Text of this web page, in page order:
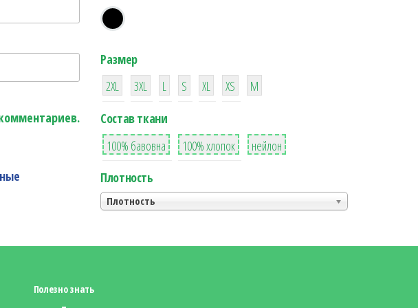
Размер
38
2XL
16
3XL
42
L
42
S
42
XL XS
М
Состав ткани
8
100% бавовна
36
100% хлопок
2
нейлон
Плотность
Плотность
Полезно знать